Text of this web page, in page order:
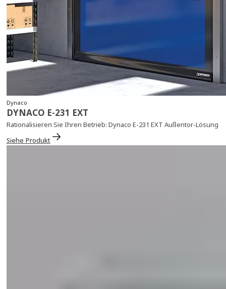
Dynaco
DYNACO E-231 EXT
Rationalisieren Sie Ihren Betrieb: Dynaco E-231 EXT Außentor-Lösung
Siehe Produkt